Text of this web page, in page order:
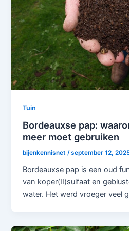
Tuin
Bordeauxse pap:
meer moet gebruiken
bijenkennisnet/september 12,
Bordeauxse pap is een oud
van koper(II)sulfaat en
water. Het werd vroeger veel